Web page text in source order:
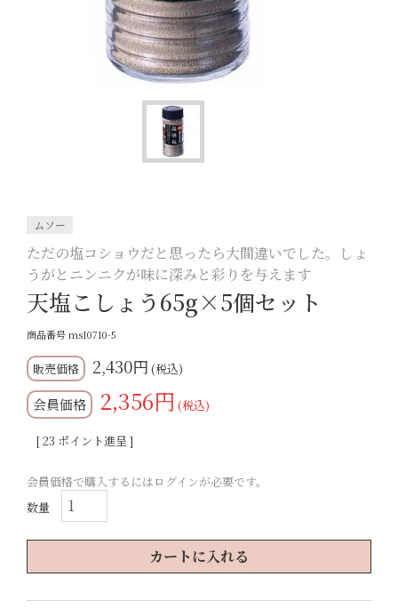
ムソー
ただの塩コショウだと思ったら大間違いでした。しょ
うがとニンニクが味に深みと彩りを与えます
天塩こしょう65g×5個セット
商品番号ms10710-5
2,430 税込
会員価格 2,356 税込
[23 ポイント進呈 ]
会員価格で購入するにはログインが必要です。
カートに入れる